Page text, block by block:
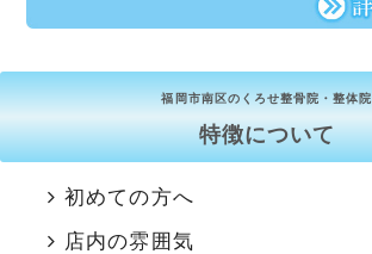
福岡市南区のくろせ整骨院・整体院
特徴について
初めての方へ
店内の雰囲気